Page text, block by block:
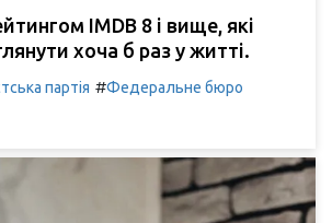
IMDB 8 і вище, які
хоча б раз у житті.
партія #Федеральне бюро